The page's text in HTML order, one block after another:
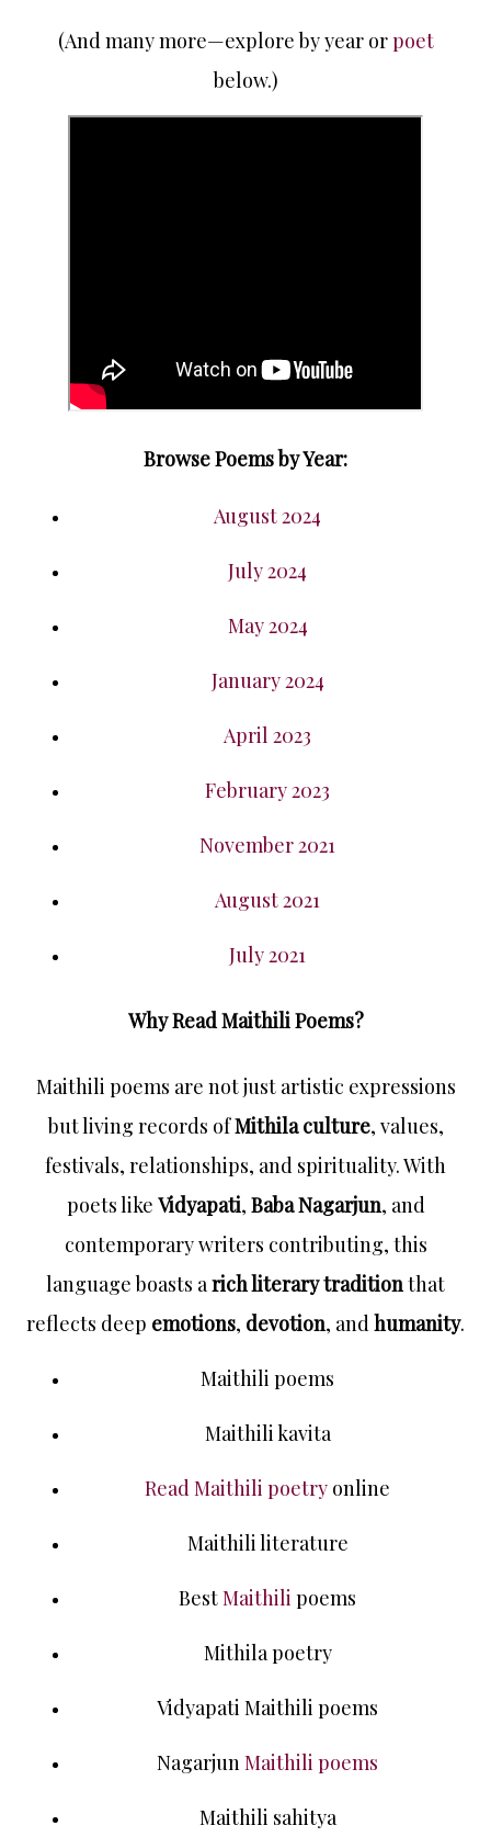
(And many more—explore by year orpoet
below.)
Browse Poems by Year:
August 2024
July 2024
May 2024
January 2024
April 2023
February 2023
November 2021
August 2021
July 2021
Why Read Maithili Poems?
Maithili poems are not just artistic expressions
but living records ofMithila culture, values,
festivals, relationships, and spirituality. With
poets like Vidyapati, Baba Nagarjun, and
contemporary writers contributing, this
language boasts arich literary traditionthat
reflects deep emotions, devotion, andhumanity.
Maithili poems
Maithili kavita
Read Maithili poetry online
Maithili literature
BestMaithili poems
Mithila poetry
Vidyapati Maithili poems
NagarjunMaithili poems
Maithili sahitya